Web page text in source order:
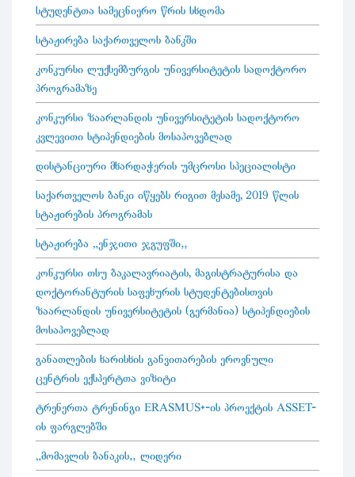
სტუდენტთა სამეცნიერო წრის სხდომა
სტაჟირება საქართველოს ბანკში
კონკურსი ლუქსემბურგის უნივერსიტეტის სადოქტორო
პროგრამაზე
კონკურსი ზაარლანდის უნივერსიტეტის სადოქტორო
კვლევითი სტიპენდიების მოსაპოვებლად
დისტანციური მხარდაჭერის უმცროსი სპეციალისტი
საქართველოს ბანკი იწყებს რიგით მესამე, 2019 წლის
სტაჟირების პროგრამას
სტაჟირება „ენჯითი ჯგუფში“
კონკურსი თსუ ბაკალავრიატის, მაგისტრატურისა და
დოქტორანტურის საფეხურის სტუდენტებისთვის
ზაარლანდის უნივერსიტეტის (გერმანია) სტიპენდიების
მოსაპოვებლად
განათლების ხარისხის განვითარების ეროვნული
ცენტრის ექსპერტთა ვიზიტი
ტრენერთა ტრენინგი ERASMUS+-ის პროექტის ASSET-
ის ფარგლებში
„მომავლის ბანაკის“ ლიდერი